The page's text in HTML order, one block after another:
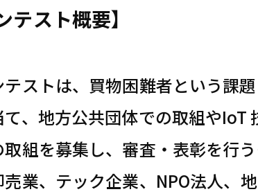
テスト概要】
ストは、買物困難者という課
、地方公共団体での取組やIoT
組を募集し、審査・表彰を行
業、テック企業、NPO法人、